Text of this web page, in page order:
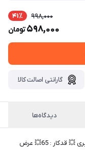
998,000 41٪
598,000تومان
گارانتی اصالت کالا
دیدگاه‌ها
💥تیشرت باکسی چاپی 💥 کد : #80308 💥 سایز : فیری 💥 قدکار : 65💥 عرض